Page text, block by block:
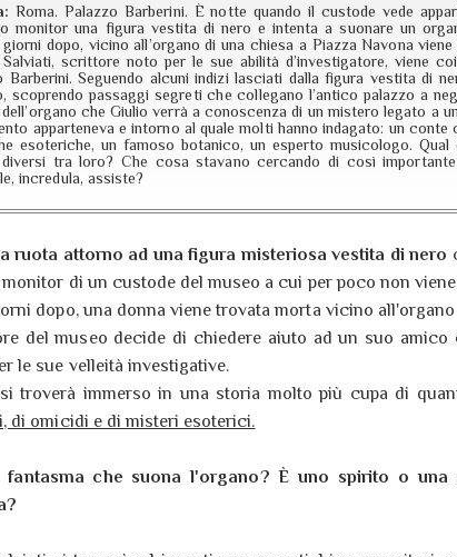
Roma. Palazzo Barberini. È notte quando il custode vede
monitor una figura vestita di nero e intenta a suonare un
dopo, vicino all’organo di una chiesa a Piazza Navona
Salviati, scrittore noto per le sue abilità d’investigatore, viene
Barberini. Seguendo alcuni indizi lasciati dalla figura vestita di
scoprendo passaggi segreti che collegano l’antico palazzo a
che Giulio verrà a conoscenza di un mistero legato a
apparteneva e intorno al quale molti hanno indagato: un
esoteriche, un famoso botanico, un esperto musicologo.
tra loro? Che cosa stavano cercando di così
incredula, assiste?
ruota attorno ad una figura misteriosa vestita di nero
di un custode del museo a cui per poco non
dopo, una donna viene trovata morta vicino
del museo decide di chiedere aiuto ad un suo
le sue velleità investigative.
troverà immerso in una storia molto più cupa di
di omicidi e di misteri esoterici.
fantasma che suona l'organo? È uno spirito o